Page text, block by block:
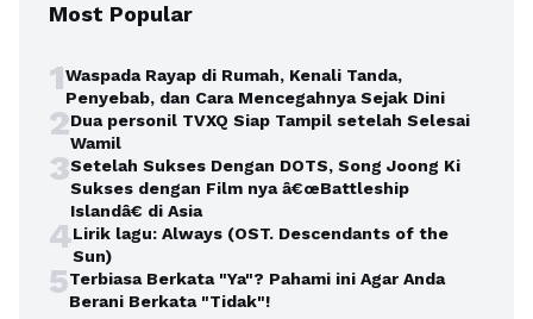
Most Popular
1Waspada Rayap di Rumah, Kenali Tanda,
Penyebab, dan Cara Mencegahnya Sejak Dini
2Dua personil TVXQ Siap Tampil setelah Selesai
Wamil
3Setelah Sukses Dengan DOTS, Song Joong Ki
Sukses dengan Film nya â€œBattleship
Islandâ€ di Asia
4Lirik lagu: Always (OST. Descendants of the
Sun)
5Terbiasa Berkata "Ya"? Pahami ini Agar Anda
Berani Berkata "Tidak"!